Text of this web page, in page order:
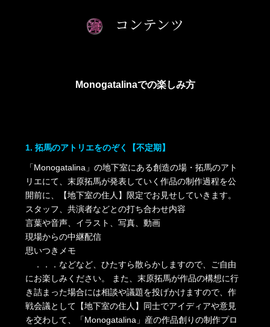
コンテンツ
Monogatalinaでの楽しみ方
1. 拓馬のアトリエをのぞく【不定期】
「Monogatalina」の地下室にある創造の場・拓馬のアト
リエにて、末原拓馬が発表していく作品の制作過程を公
開前に、【地下室の住人】限定でお見せしていきます。
スタッフ、共演者などとの打ち合わせ内容
言葉や音声、イラスト、写真、動画
現場からの中継配信
思いつきメモ
．．．などなど、ひたすら散らかしますので、ご自由
にお楽しみください。
また、末原拓馬が作品の構想に行
き詰まった場合には相談や議題を投げかけますので、作
戦会議として【地下室の住人】同士でアイディアや意見
を交わして、「Monogatalina」産の作品創りの制作プロ